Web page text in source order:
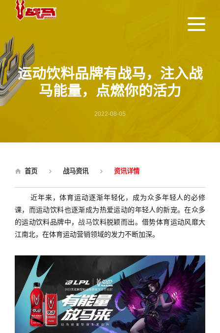
运动饮料品牌有战马，注入战
马能量，点燃你的活力
2022-08-05
首页 战马资讯 资讯详情
近年来，体育运动逐渐年轻化，成为众多年轻人的必修
课，而运动饮料也逐渐成为热爱运动的年轻人的新宠。在众多
的运动饮料品牌中， 战马饮料脱颖而出。借势体育运动风靡大
江南北，在体育运动营销领域的发力不断加深。